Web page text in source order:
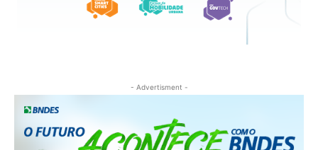
- Advertisment -